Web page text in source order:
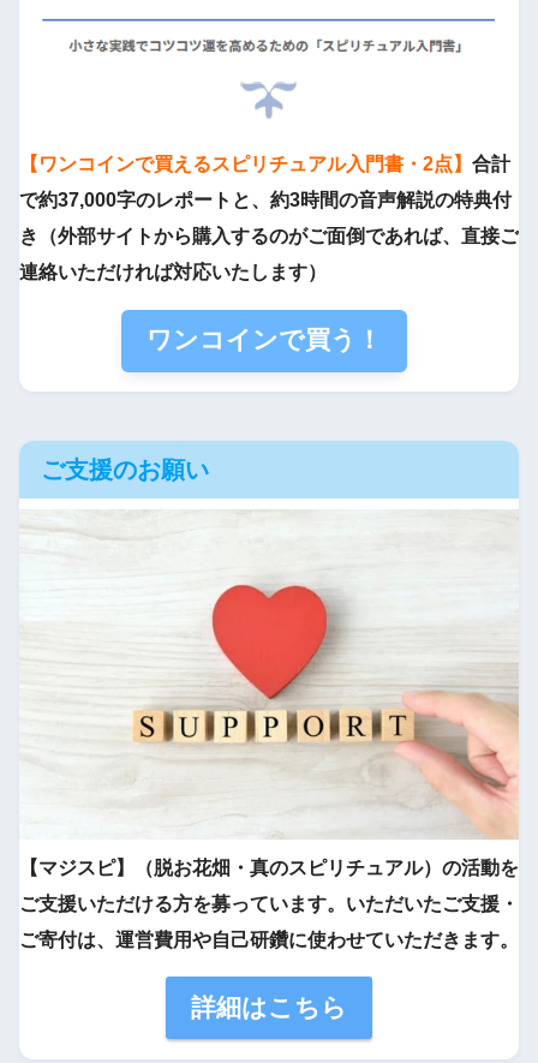
【ワンコインで買えるスピリチュアル入門書・2点】 合計
で約37,000字のレポートと、約3時間の音声解説の特典付
き（外部サイトから購入するのがご面倒であれば、直接ご
連絡いただければ対応いたします）
ワンコインで買う！
ご支援のお願い
【マジスピ】（脱お花畑・真のスピリチュアル）の活動を
ご支援いただける方を募っています。いただいたご支援・
ご寄付は、運営費用や自己研鑽に使わせていただきます。
詳細はこちら